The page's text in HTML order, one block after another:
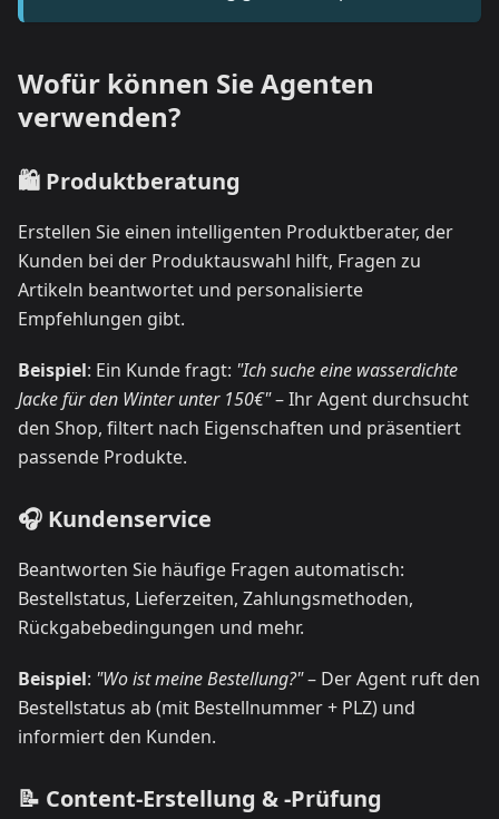
Wofür können Sie Agenten
verwenden?
🛍️ Produktberatung
Erstellen Sie einen intelligenten Produktberater, der
Kunden bei der Produktauswahl hilft, Fragen zu
Artikeln beantwortet und personalisierte
Empfehlungen gibt.
Beispiel: Ein Kunde fragt: "Ich suche eine wasserdichte
Jacke für den Winter unter 150€"– Ihr Agent durchsucht
den Shop, filtert nach Eigenschaften und präsentiert
passende Produkte.
🎧 Kundenservice
Beantworten Sie häufige Fragen automatisch:
Bestellstatus, Lieferzeiten, Zahlungsmethoden,
Rückgabebedingungen und mehr.
Beispiel: "Wo ist meine Bestellung?"– Der Agent ruft den
Bestellstatus ab (mit Bestellnummer + PLZ) und
informiert den Kunden.
📝 Content-Erstellung & -Prüfung